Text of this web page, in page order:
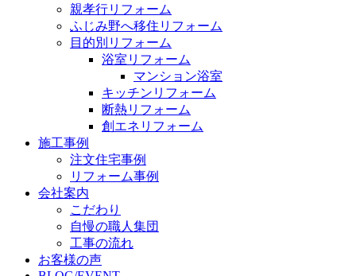
親孝行リフォーム
ふじみ野へ移住リフォーム
目的別リフォーム
浴室リフォーム
マンション浴室
キッチンリフォーム
断熱リフォーム
創エネリフォーム
施工事例
注文住宅事例
リフォーム事例
会社案内
こだわり
自慢の職人集団
工事の流れ
お客様の声